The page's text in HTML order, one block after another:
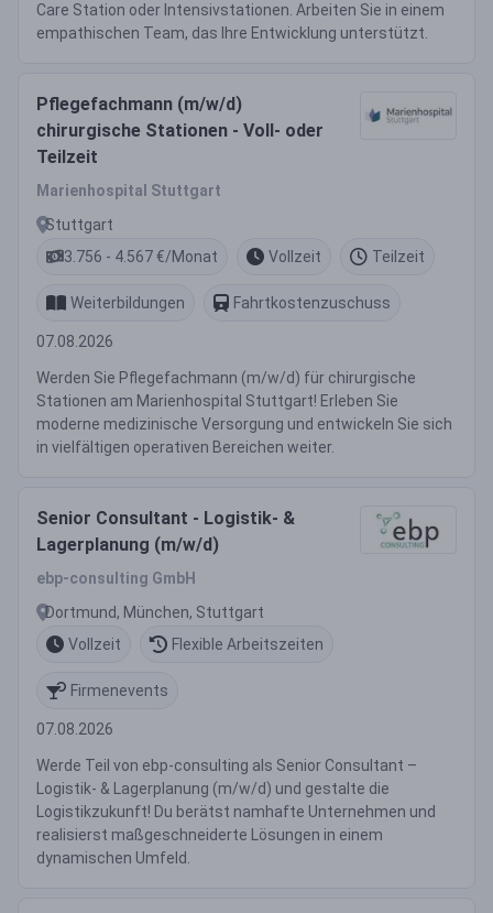
Care Station oder Intensivstationen. Arbeiten Sie in einem
empathischen Team, das Ihre Entwicklung unterstützt.
Pflegefachmann (m/w/d)
chirurgische Stationen - Voll- oder
Teilzeit
Marienhospital Stuttgart
Stuttgart
3.756 - 4.567 €/Monat
Vollzeit Teilzeit
Weiterbildungen Fahrtkostenzuschuss
07.08.2026
Werden Sie Pflegefachmann (m/w/d) für chirurgische
Stationen am Marienhospital Stuttgart! Erleben Sie
moderne medizinische Versorgung und entwickeln Sie sich
in vielfältigen operativen Bereichen weiter.
Senior Consultant - Logistik- &
Lagerplanung (m/w/d)
ebp-consulting GmbH
Dortmund, München, Stuttgart
Vollzeit
Flexible Arbeitszeiten
Firmenevents
07.08.2026
Werde Teil von ebp-consulting als Senior Consultant –
Logistik- & Lagerplanung (m/w/d) und gestalte die
Logistikzukunft! Du berätst namhafte Unternehmen und
realisierst maßgeschneiderte Lösungen in einem
dynamischen Umfeld.